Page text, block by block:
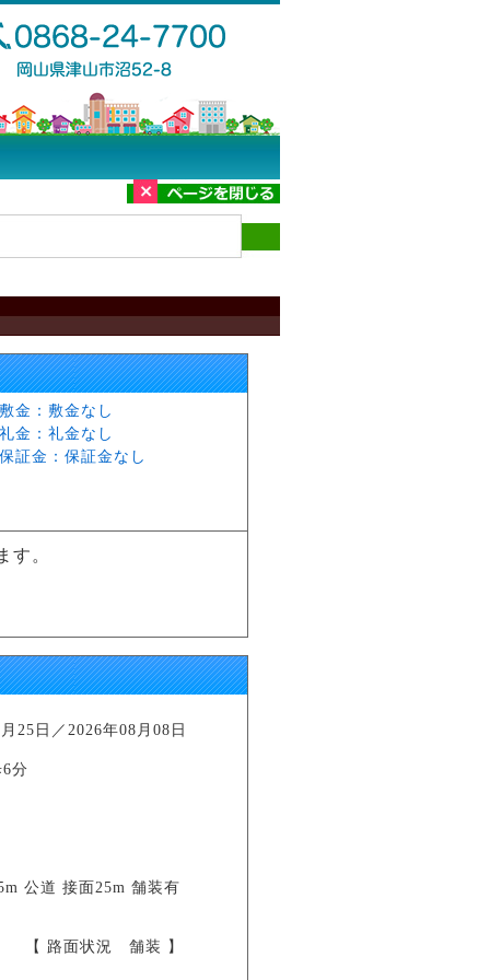
敷金：敷金なし
礼金：礼金なし
保証金：保証金なし
す。
25日／2026年08月08日
分
公道 接面25m 舗装有
】 【 路面状況 舗装 】